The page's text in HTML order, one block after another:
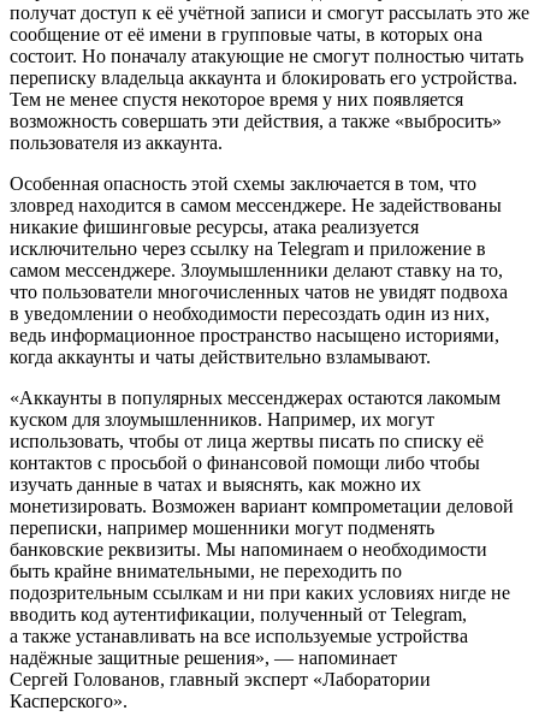
получат доступ к её учётной записи и смогут рассылать это же
сообщение от её имени в групповые чаты, в которых она
состоит. Но поначалу атакующие не смогут полностью читать
переписку владельца аккаунта и блокировать его устройства.
Тем не менее спустя некоторое время у них появляется
возможность совершать эти действия, а также «выбросить»
пользователя из аккаунта.
Особенная опасность этой схемы заключается в том, что
зловред находится в самом мессенджере. Не задействованы
никакие фишинговые ресурсы, атака реализуется
исключительно через ссылку на Telegram и приложение в
самом мессенджере. Злоумышленники делают ставку на то,
что пользователи многочисленных чатов не увидят подвоха
в уведомлении о необходимости пересоздать один из них,
ведь информационное пространство насыщено историями,
когда аккаунты и чаты действительно взламывают.
«Аккаунты в популярных мессенджерах остаются лакомым
куском для злоумышленников. Например, их могут
использовать, чтобы от лица жертвы писать по списку её
контактов с просьбой о финансовой помощи либо чтобы
изучать данные в чатах и выяснять, как можно их
монетизировать. Возможен вариант компрометации деловой
переписки, например мошенники могут подменять
банковские реквизиты. Мы напоминаем о необходимости
быть крайне внимательными, не переходить по
подозрительным ссылкам и ни при каких условиях нигде не
вводить код аутентификации, полученный от Telegram,
а также устанавливать на все используемые устройства
надёжные защитные решения», — напоминает
Сергей Голованов, главный эксперт «Лаборатории
Касперского».